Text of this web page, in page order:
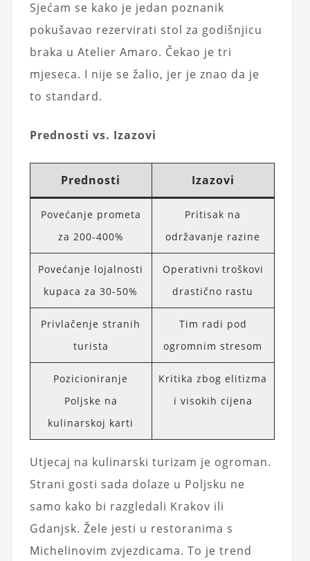
Sjećam se kako je jedan poznanik
pokušavao rezervirati stol za godišnjicu
braka u Atelier Amaro. Čekao je tri
mjeseca. I nije se žalio, jer je znao da je
to standard.
Prednosti vs. Izazovi
Prednosti Izazovi
Povećanje prometa
za 200-400%
Pritisak na
održavanje razine
Povećanje lojalnosti
kupaca za 30-50%
Operativni troškovi
drastično rastu
Privlačenje stranih
turista
Tim radi pod
ogromnim stresom
Pozicioniranje
Poljske na
kulinarskoj karti
Kritika zbog elitizma
i visokih cijena
Utjecaj na kulinarski turizam je ogroman.
Strani gosti sada dolaze u Poljsku ne
samo kako bi razgledali Krakov ili
Gdanjsk. Žele jesti u restoranima s
Michelinovim zvjezdicama. To je trend